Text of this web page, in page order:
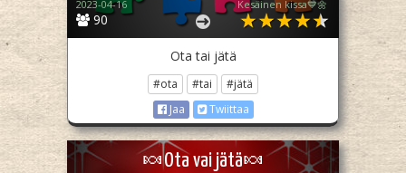
90
2023-04-16 Kesäinen kissa💙🌼
Ota tai jätä
#ota #tai
#jätä
Jaa
Twiittaa
🍬Ota vai jätä🍬